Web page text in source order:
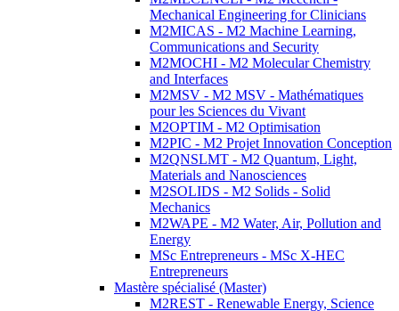
Mechanical Engineering for Clinicians
M2MICAS - M2 Machine Learning,
Communications and Security
M2MOCHI - M2 Molecular Chemistry
and Interfaces
M2MSV - M2 MSV - Mathématiques
pour les Sciences du Vivant
M2OPTIM - M2 Optimisation
M2PIC - M2 Projet Innovation Conception
M2QNSLMT - M2 Quantum, Light,
Materials and Nanosciences
M2SOLIDS - M2 Solids - Solid
Mechanics
M2WAPE - M2 Water, Air, Pollution and
Energy
MSc Entrepreneurs - MSc X-HEC
Entrepreneurs
Mastère spécialisé (Master)
M2REST - Renewable Energy, Science